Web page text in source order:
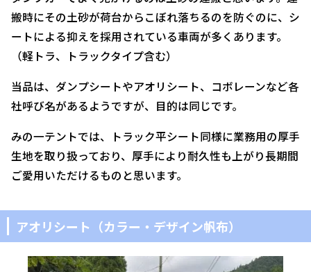
搬時にその土砂が荷台からこぼれ落ちるのを防ぐのに、シ
ートによる抑えを採用されている車両が多くあります。
（軽トラ、トラックタイプ含む）
当品は、ダンプシートやアオリシート、コボレーンなど各
社呼び名があるようですが、目的は同じです。
みの一テントでは、トラック平シート同様に業務用の厚手
生地を取り扱っており、厚手により耐久性も上がり長期間
ご愛用いただけるものと思います。
アオリシート（カラー・デザイン帆布）